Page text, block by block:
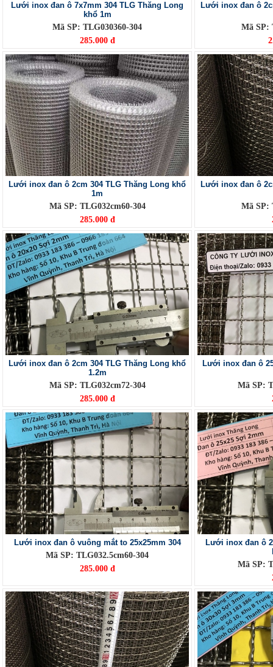
Lưới inox đan ô 7x7mm 304 TLG Thăng Long
khổ 1m
Mã SP: TLG030360-304
285.000 đ
Lưới inox đan ô
Mã SP:
Lưới inox đan ô 2cm 304 TLG Thăng Long khổ
1m
Mã SP: TLG032cm60-304
285.000 đ
Lưới inox đan ô
Mã SP:
Lưới inox đan ô 2cm 304 TLG Thăng Long khổ
1.2m
Mã SP: TLG032cm72-304
285.000 đ
Lưới inox đan ô
Mã SP:
Lưới inox đan ô vuông mắt to 25x25mm 304
Mã SP: TLG032.5cm60-304
285.000 đ
Lưới inox đan ô
Mã SP: